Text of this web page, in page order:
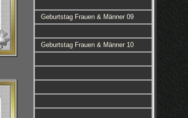
Geburtstag Frauen & Männer 09
Geburtstag Frauen & Männer 10